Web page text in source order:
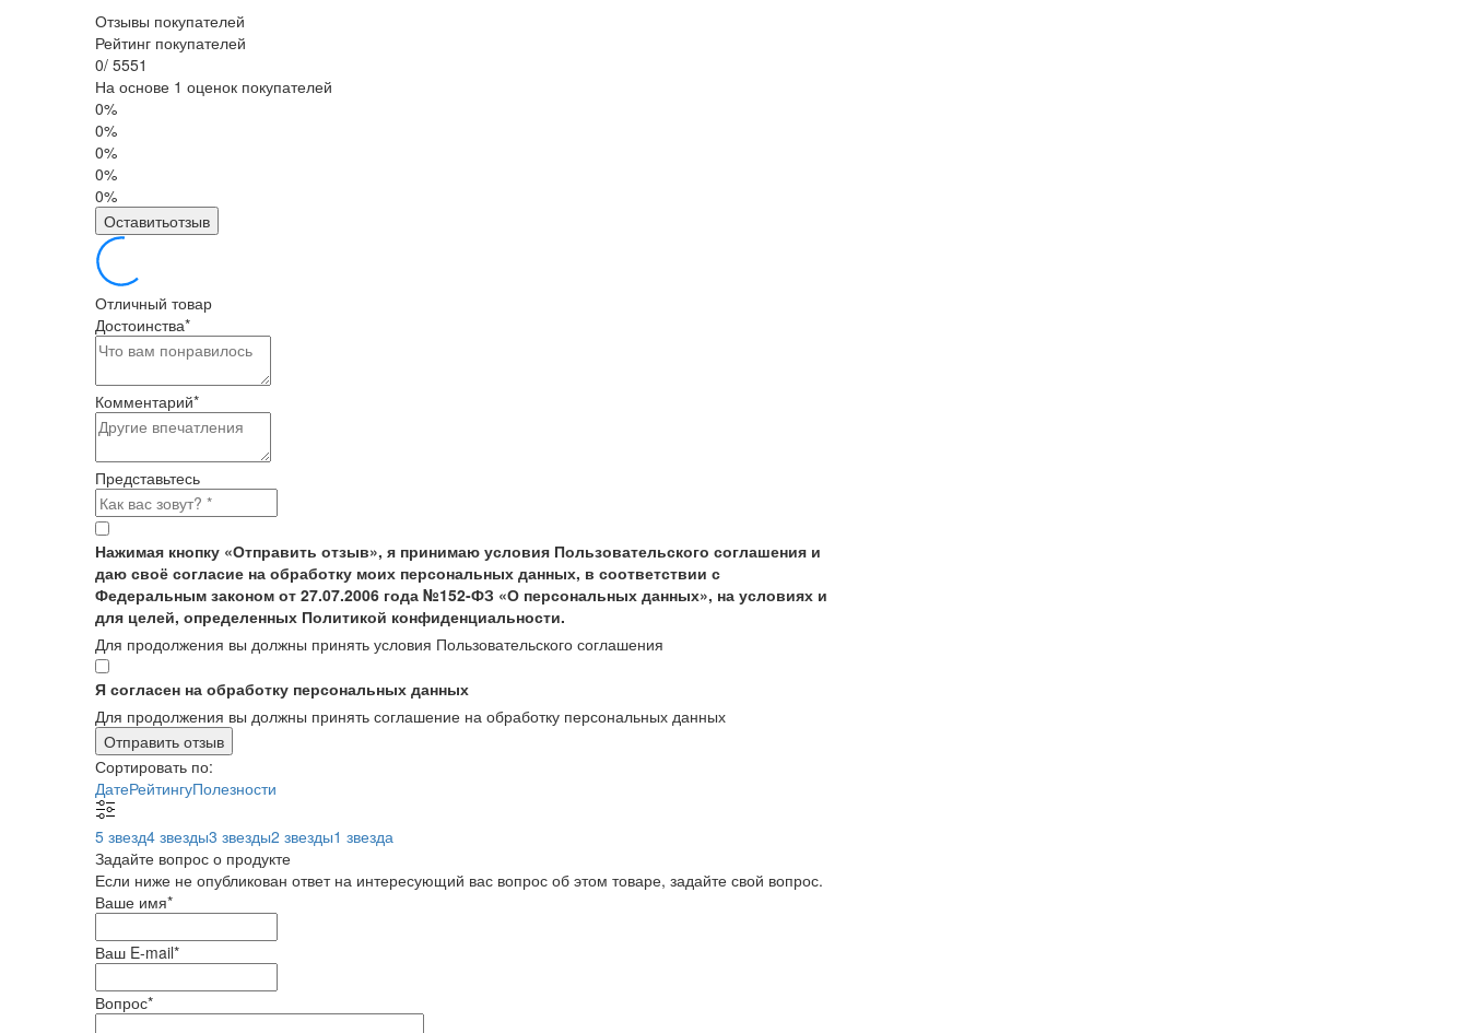
Отзывы покупателей
Рейтинг покупателей
0/ 5551
На основе 1 оценок покупателей
0%
0%
0%
0%
0%
Оставитьотзыв
Отличный товар
Достоинства*
Комментарий*
Представьтесь
Нажимая кнопку «Отправить отзыв», я принимаю условия Пользовательского соглашения и
даю своё согласие на обработку моих персональных данных, в соответствии с
Федеральным законом от 27.07.2006 года №152-ФЗ «О персональных данных», на условиях и
для целей, определенных Политикой конфиденциальности.
Для продолжения вы должны принять условия Пользовательского соглашения
Я согласен на обработку персональных данных
Для продолжения вы должны принять соглашение на обработку персональных данных
Отправить отзыв
Сортировать по:
ДатеРейтингуПолезности
5 звезд4 звезды3 звезды2 звезды1 звезда
Задайте вопрос о продукте
Если ниже не опубликован ответ на интересующий вас вопрос об этом товаре, задайте свой вопрос.
Ваше имя*
Ваш E-mail*
Вопрос*